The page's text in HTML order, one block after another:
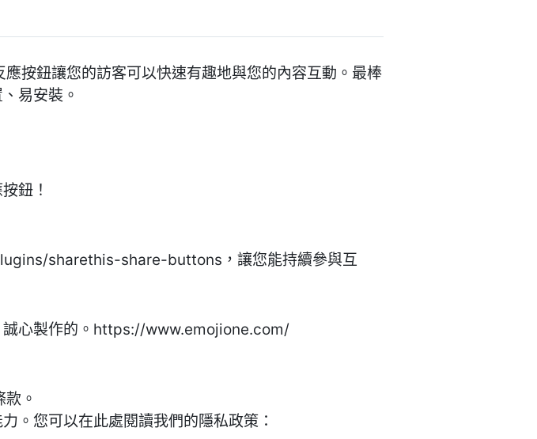
按鈕讓您的訪客可以快速有趣地與您的內容互動。最棒
易安裝。
鈕！
sharethis-share-buttons，讓您能持續參與互
誠心製作的。https://www.emojione.com/
。
。您可以在此處閱讀我們的隱私政策：